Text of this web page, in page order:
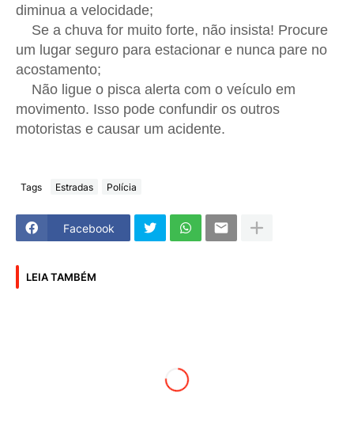
diminua a velocidade;
Se a chuva for muito forte, não insista! Procure
um lugar seguro para estacionar e nunca pare no
acostamento;
Não ligue o pisca alerta com o veículo em
movimento. Isso pode confundir os outros
motoristas e causar um acidente.
Tags Estradas Polícia
Facebook
LEIA TAMBÉM